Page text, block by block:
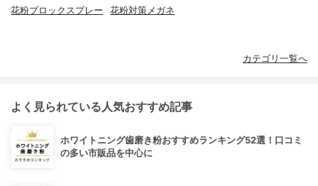
花粉ブロックスプレー 花粉対策メガネ
カテゴリ一覧へ
よく見られている人気おすすめ記事
ホワイトニング歯磨き粉おすすめランキング52選！口コミ
の多い市販品を中心に